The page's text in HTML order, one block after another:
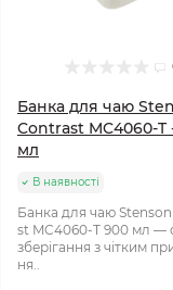
Банка для чаю
Contrast MC4060-T
мл
В наявності
Банка для чаю
st MC4060-T 900 мл —
зберігання з чітким
ня..